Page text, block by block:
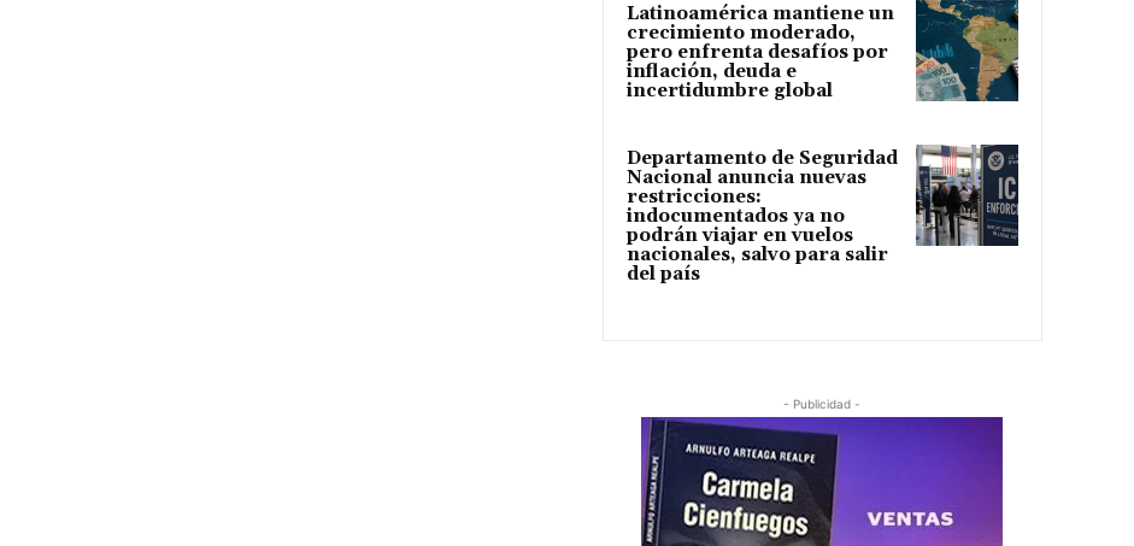
Latinoamérica mantiene un
crecimiento moderado,
pero enfrenta desafíos por
inflación, deuda e
incertidumbre global
Departamento de Seguridad
Nacional anuncia nuevas
restricciones:
indocumentados ya no
podrán viajar en vuelos
nacionales, salvo para salir
del país
- Publicidad -